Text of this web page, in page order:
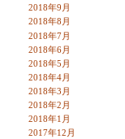
2018年9月
2018年8月
2018年7月
2018年6月
2018年5月
2018年4月
2018年3月
2018年2月
2018年1月
2017年12月